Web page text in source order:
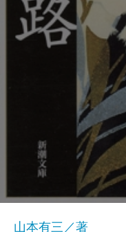
山本有三／著